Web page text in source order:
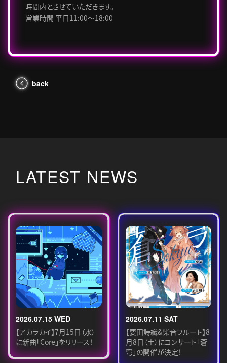
時間内とさせていただきます。
営業時間 平日11:00～18:00
back
LATEST NEWS
2026.07.15 WED
【アカラカイ】7月15日（水）
に新曲「Core」をリリース！
2026.07.11 SAT
【要田詩織&柴音フルート】8
月8日（土）にコンサート「蒼
穹」の開催が決定！